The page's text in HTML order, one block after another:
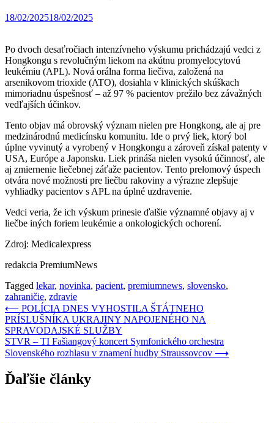
18/02/202518/02/2025
Po dvoch desaťročiach intenzívneho výskumu prichádzajú vedci z
Hongkongu s revolučným liekom na akútnu promyelocytovú
leukémiu (APL). Nová orálna forma liečiva, založená na
arsenikovom trioxide (ATO), dosiahla v klinických skúškach
mimoriadnu úspešnosť – až 97 % pacientov prežilo bez závažných
vedľajších účinkov.
Tento objav má obrovský význam nielen pre Hongkong, ale aj pre
medzinárodnú medicínsku komunitu. Ide o prvý liek, ktorý bol
úplne vyvinutý a vyrobený v Hongkongu a zároveň získal patenty v
USA, Európe a Japonsku. Liek prináša nielen vysokú účinnosť, ale
aj zmiernenie liečebnej záťaže pacientov. Tento prelomový úspech
otvára nové možnosti pre liečbu rakoviny a výrazne zlepšuje
vyhliadky pacientov s APL na úplné uzdravenie.
Vedci veria, že ich výskum prinesie ďalšie významné objavy aj v
liečbe iných foriem leukémie a onkologických ochorení.
Zdroj: Medicalexpress
redakcia PremiumNews
Tagged lekar, novinka, pacient, premiumnews, slovensko,
zahraničie, zdravie
Navigácia
v
článku
⟵ POLÍCIA DNES VYHOSTILA ŠTÁTNEHO
PRÍSLUŠNÍKA UKRAJINY NAPOJENÉHO NA
SPRAVODAJSKÉ SLUŽBY
STVR – TI Fašiangový koncert Symfonického orchestra
Slovenského rozhlasu v znamení hudby Straussovcov ⟶
Ďaľšie články